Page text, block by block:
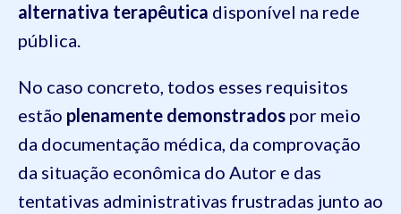
alternativa terapêutica disponível na rede
pública.
No caso concreto, todos esses requisitos
estão plenamente demonstrados por meio
da documentação médica, da comprovação
da situação econômica do Autor e das
tentativas administrativas frustradas junto ao